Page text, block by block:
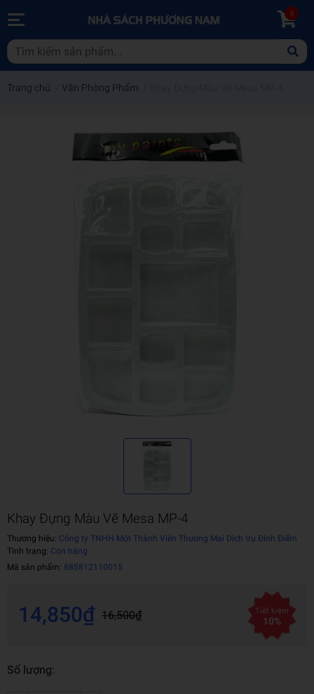
0
Trang chủ Văn Phòng Phẩm
Khay Đựng Màu Vẽ Mesa MP-4
Thương hiệu: Công ty TNHH Một Thành Viên Thương Mại Dịch Vụ Đỉnh Điểm
Tình trạng: Còn hàng
Mã sản phẩm: 885812110015
14,850₫ 16,500₫ Tiết kiệm
10%
Số lượng: